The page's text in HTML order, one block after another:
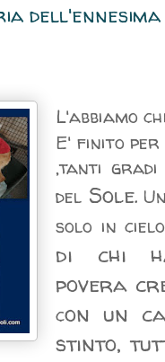
L'abbiamo
E' finito
,tanti gradi
del Sole.
solo in
di chi
povera
con un
stinto,